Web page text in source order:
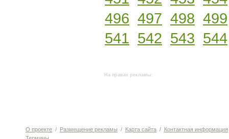
496 497 498 499
541 542 543 544
На правах рекламы:
О проекте / Размещение рекламы / Карта сайта / Контактная информация